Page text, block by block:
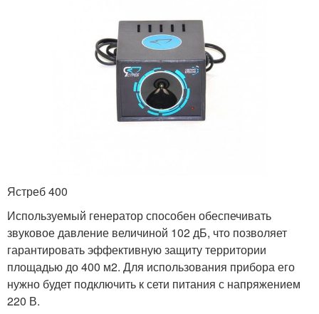
Ястреб 400
Используемый генератор способен обеспечивать
звуковое давление величиной 102 дБ, что позволяет
гарантировать эффективную защиту территории
площадью до 400 м2. Для использования прибора его
нужно будет подключить к сети питания с напряжением
220 В.